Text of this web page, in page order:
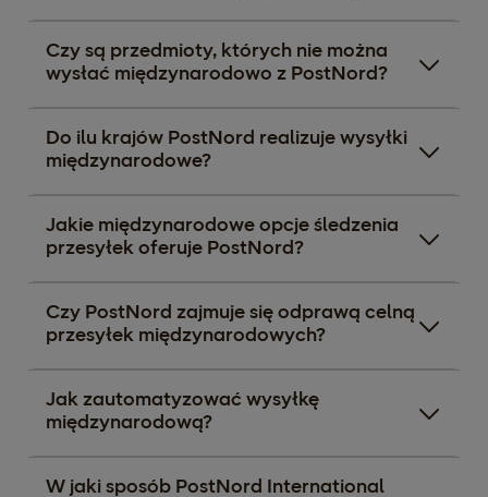
Czy są przedmioty, których nie można
wysłać międzynarodowo z PostNord?
Do ilu krajów PostNord realizuje wysyłki
międzynarodowe?
Jakie międzynarodowe opcje śledzenia
przesyłek oferuje PostNord?
Czy PostNord zajmuje się odprawą celną
przesyłek międzynarodowych?
Jak zautomatyzować wysyłkę
międzynarodową?
W jaki sposób PostNord International